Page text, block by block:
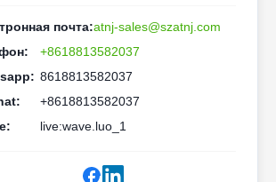
почта:atnj-sales@szatnj.com
+8618813582037
8618813582037
+8618813582037
live:wave.luo_1